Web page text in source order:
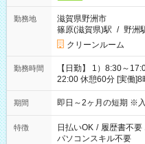
勤務地
滋賀県野洲市
篠原(滋賀県)駅 / 野洲
クリーンルーム
勤務時間
【日勤】 1）8:30～
22:00 休憩60分 [実働
働]8時間00分
期間 即日～2ヶ月の短期 ※
特徴 日払いOK / 履歴書不要
パソコンスキル不要